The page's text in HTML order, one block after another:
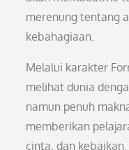
merenung tentang
kebahagiaan.
Melalui karakter
melihat dunia
namun penuh
memberikan
cinta, dan kebaikan.